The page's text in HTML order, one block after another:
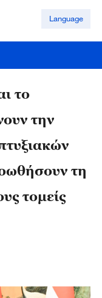
Language
το
την
τη
τομείς